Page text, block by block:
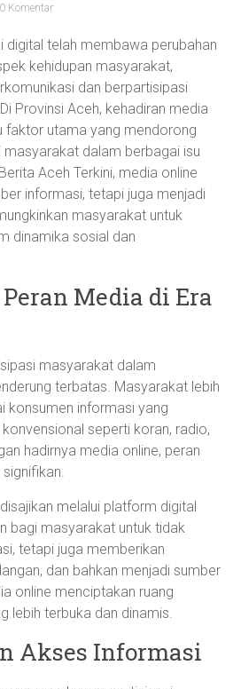
0 Komentar
digital telah membawa perubahan
kehidupan masyarakat,
dan berpartisipasi
Provinsi Aceh, kehadiran media
faktor utama yang mendorong
dalam berbagai isu
Aceh Terkini, media online
informasi, tetapi juga menjadi
masyarakat untuk
dinamika sosial dan
Media di Era
masyarakat dalam
terbatas. Masyarakat lebih
konsumen informasi yang
seperti koran, radio,
hadirnya media online, peran
melalui platform digital
bagi masyarakat untuk tidak
tetapi juga memberikan
dan bahkan menjadi sumber
online menciptakan ruang
lebih terbuka dan dinamis.
Akses Informasi